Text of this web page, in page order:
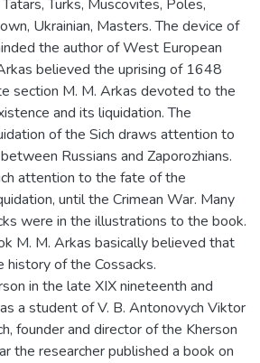
Turks, Muscovites, Poles,
Ukrainian, Masters. The device of
the author of West European
believed the uprising of 1648
section M. M. Arkas devoted to the
and its liquidation. The
of the Sich draws attention to
Russians and Zaporozhians.
attention to the fate of the
until the Crimean War. Many
were in the illustrations to the book.
М. М. Arkas basically believed that
of the Cossacks.
in the late ХІХ nineteenth and
a student of V. B. Antonovych Viktor
founder and director of the Kherson
the researcher published a book on